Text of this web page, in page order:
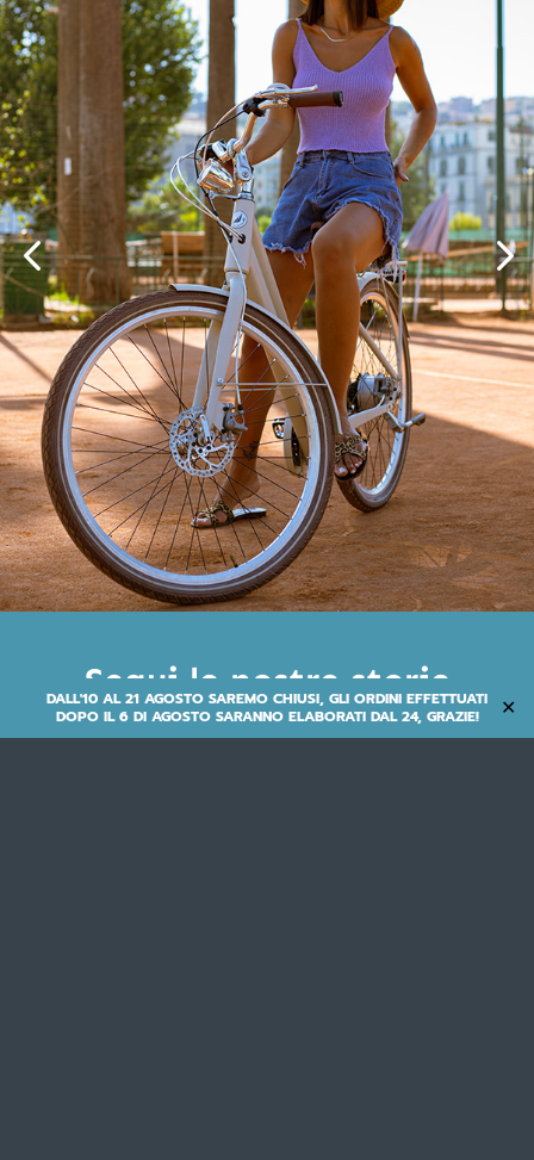
DALL'10 AL 21 AGOSTO SAREMO CHIUSI, GLI ORDINI EFFETTUATI
DOPO IL 6 DI AGOSTO SARANNO ELABORATI DAL 24, GRAZIE!
✕
Segui le nostre storie
